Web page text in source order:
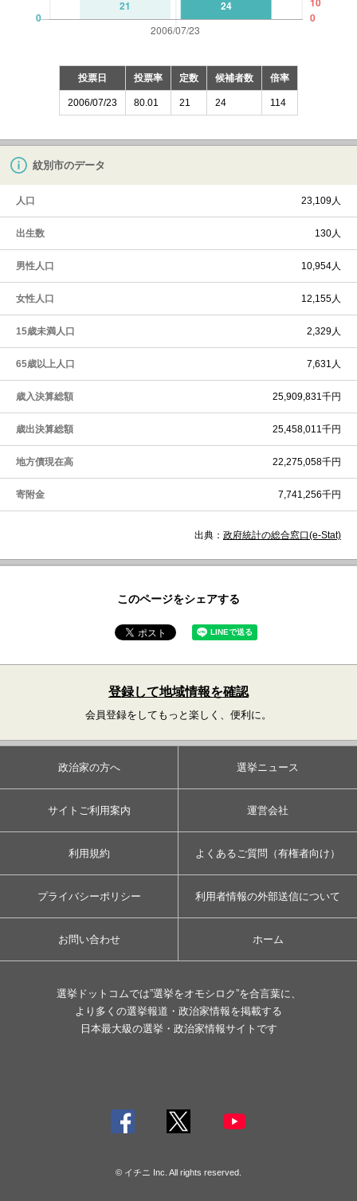
投票日 投票率 定数 候補者数 倍率
2006/07/23 80.01 21 24 114
紋別市のデータ
人口 23,109人
出生数 130人
男性人口 10,954人
女性人口 12,155人
15歳未満人口 2,329人
65歳以上人口 7,631人
歳入決算総額 25,909,831千円
歳出決算総額 25,458,011千円
地方債現在高 22,275,058千円
寄附金 7,741,256千円
出典： 政府統計の総合窓口(e-Stat)
このページをシェアする
登録して地域情報を確認
会員登録をしてもっと楽しく、便利に。
政治家の方へ 選挙ニュース
サイトご利用案内 運営会社
利用規約 よくあるご質問（有権者向け）
プライバシーポリシー 利用者情報の外部送信について
お問い合わせ ホーム
選挙ドットコムでは”選挙をオモシロク”を合言葉に、
より多くの選挙報道・政治家情報を掲載する
日本最大級の選挙・政治家情報サイトです
© イチニ Inc. All rights reserved.